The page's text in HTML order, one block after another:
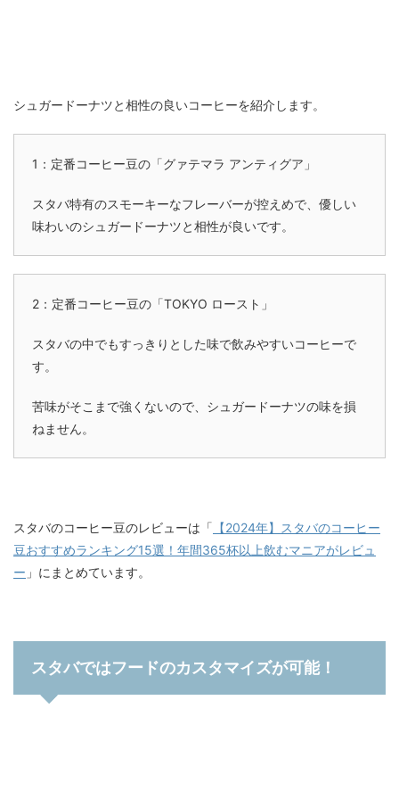
シュガードーナツと相性の良いコーヒーを紹介します。
1：定番コーヒー豆の「グァテマラ アンティグア」
スタバ特有のスモーキーなフレーバーが控えめで、優しい
味わいのシュガードーナツと相性が良いです。
2：定番コーヒー豆の「TOKYO ロースト」
スタバの中でもすっきりとした味で飲みやすいコーヒーで
す。
苦味がそこまで強くないので、シュガードーナツの味を損
ねません。
スタバのコーヒー豆のレビューは「 【2024年】スタバのコーヒー
豆おすすめランキング15選！年間365杯以上飲むマニアがレビュ
ー 」にまとめています。
スタバではフードのカスタマイズが可能！